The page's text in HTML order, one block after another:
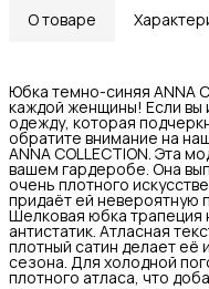
О товаре
Юбка темно-синяя ANNA
каждой женщины! Если вы
одежду, которая
обратите внимание на
ANNA COLLECTION. Эта
вашем гардеробе. Она
очень плотного
придаёт ей невероятную
Шелковая юбка трапеция
антистатик. Атласная
плотный сатин делает её
сезона. Для холодной
плотного атласа, что